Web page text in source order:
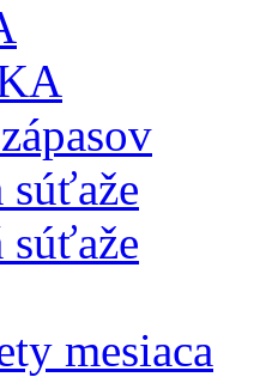
súťaže
mesiaca